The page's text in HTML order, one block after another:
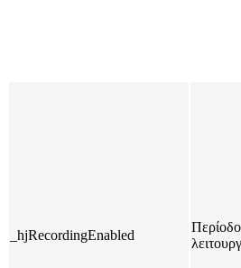
_hjRecordingEnabled